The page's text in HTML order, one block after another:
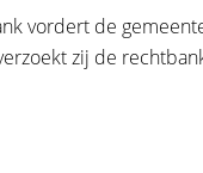
vordert de
zij de